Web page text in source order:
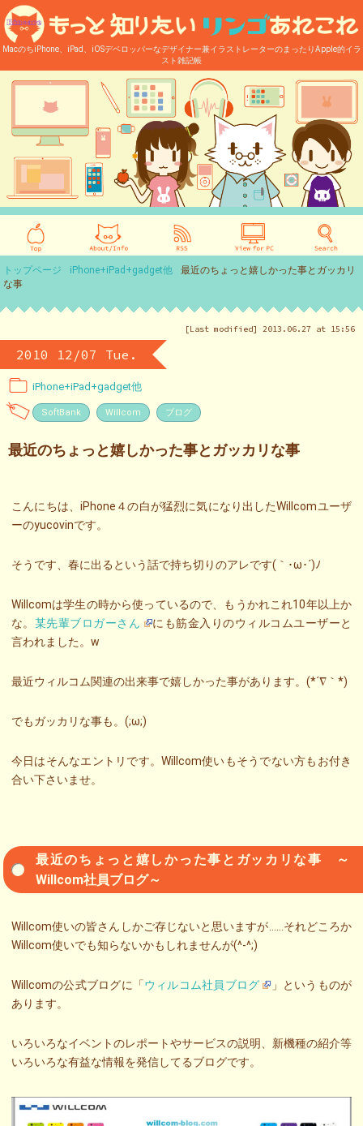
MacのちiPhone、iPad、iOSデベロッパーなデザイナー兼イラストレーターのまったりApple的イラ
スト雑記帳
トップページ iPhone+iPad+gadget他
最近のちょっと嬉しかった事とガッカリ
な事
[Last modified] 2013.06.27 at 15:56
2010 12/07 Tue.
iPhone+iPad+gadget他
SoftBank Willcom ブログ
最近のちょっと嬉しかった事とガッカリな事
こんにちは、iPhone４の白が猛烈に気になり出したWillcomユーザ
ーのyucovinです。
そうです、春に出るという話で持ち切りのアレです(｀･ω･´)ﾉ
Willcomは学生の時から使っているので、もうかれこれ10年以上か
な。 某先輩ブロガーさん
にも筋金入りのウィルコムユーザーと
言われました。w
最近ウィルコム関連の出来事で嬉しかった事があります。(*´∇｀*)
でもガッカリな事も。(;ω;)
今日はそんなエントリです。Willcom使いもそうでない方もお付き
合い下さいませ。
最近のちょっと嬉しかった事とガッカリな事 ～
Willcom社員ブログ～
Willcom使いの皆さんしかご存じないと思いますが……それどころか
Willcom使いでも知らないかもしれませんが(^-^;)
Willcomの公式ブログに「ウィルコム社員ブログ
」というものが
あります。
いろいろなイベントのレポートやサービスの説明、新機種の紹介等
いろいろな有益な情報を発信してるブログです。